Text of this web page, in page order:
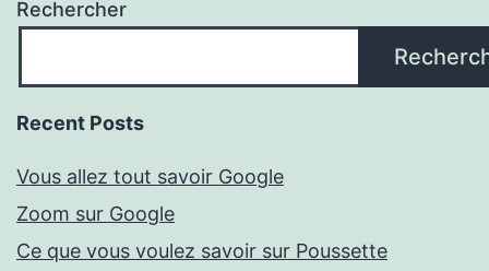
Rechercher
Recent Posts
Vous allez tout savoir Google
Zoom sur Google
Ce que vous voulez savoir sur Poussette